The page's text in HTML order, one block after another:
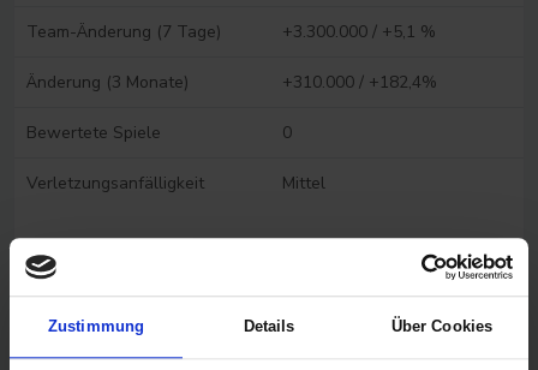
Zustimmung Details Über Cookies
Team-Änderung (7 Tage) +3.300.000 / +5,1 %
Änderung (3 Monate) +310.000 / +182,4%
Bewertete Spiele 0
Verletzungsanfälligkeit Mittel